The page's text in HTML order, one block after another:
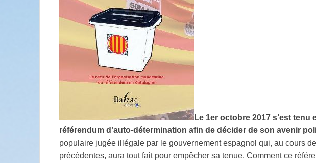
Le 1er octobre 2017 s’est tenu
référendum d’auto-détermination afin de décider de son avenir
populaire jugée illégale par le gouvernement espagnol qui, au cours
précédentes, aura tout fait pour empêcher sa tenue. Comment ce